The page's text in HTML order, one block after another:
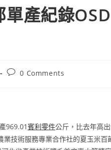
產紀錄
Post0 Comments
969.01賓利零件公斤，比去年高
技術服務專業合作社的夏玉米百